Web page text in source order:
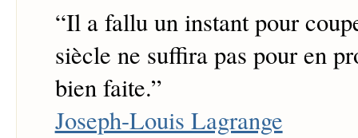
“Il a fallu un instant pour
siècle ne suffira pas pour en
bien faite.”
Joseph-Louis Lagrange